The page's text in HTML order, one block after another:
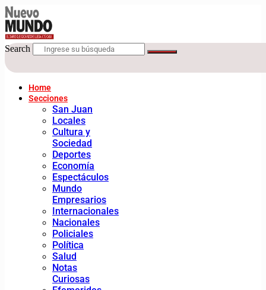
Search
Home
Secciones
San Juan
Locales
Cultura y
Sociedad
Deportes
Economía
Espectáculos
Mundo
Empresarios
Internacionales
Nacionales
Policiales
Política
Salud
Notas
Curiosas